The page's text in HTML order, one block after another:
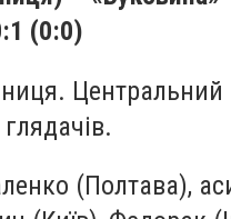
(0:0)
Центральний
(Полтава),